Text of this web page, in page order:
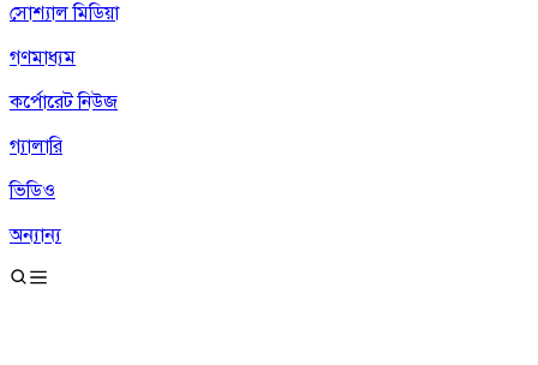
সোশ্যাল মিডিয়া
গণমাধ্যম
কর্পোরেট নিউজ
গ্যালারি
ভিডিও
অন্যান্য